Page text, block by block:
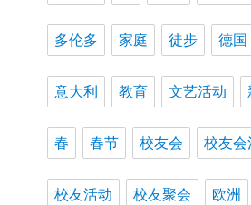
多伦多 家庭 徒步 德国
意大利 教育 文艺活动
春 春节 校友会 校友会
校友活动 校友聚会 欧洲